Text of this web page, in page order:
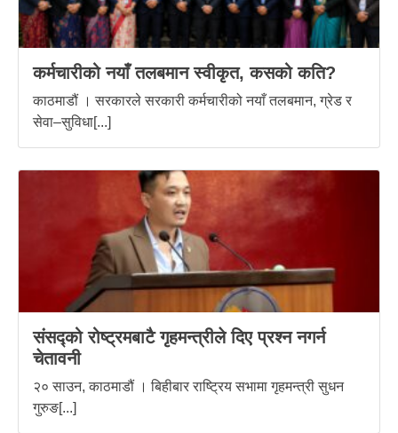
कर्मचारीको नयाँ तलबमान स्वीकृत, कसको कति?
काठमाडौं । सरकारले सरकारी कर्मचारीको नयाँ तलबमान, ग्रेड र
सेवा–सुविधा[...]
संसद्को रोष्ट्रमबाटै गृहमन्त्रीले दिए प्रश्न नगर्न
चेतावनी
२० साउन, काठमाडौं । बिहीबार राष्ट्रिय सभामा गृहमन्त्री सुधन
गुरुङ[...]